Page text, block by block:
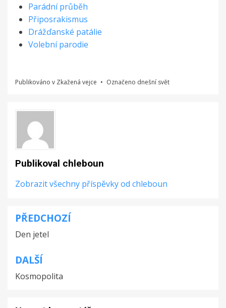
Parádní průběh
Připosrakismus
Drážďanské patálie
Volební parodie
Publikováno v Zkažená vejce Označeno dnešní svět
Publikoval chleboun
Zobrazit všechny příspěvky od chleboun
Navigace
pro
příspěvek
PŘEDCHOZÍ
Den jetel
DALŠÍ
Kosmopolita